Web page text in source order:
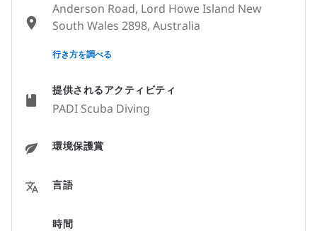
提供されるアクティビティ
PADI Scuba Diving
環境保護賞
言語
時間
Anderson Road, Lord Howe Island New
South Wales 2898, Australia
None
行き方を調べる